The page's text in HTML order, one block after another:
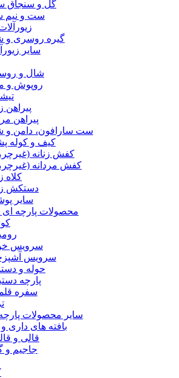
گل و سنجاق
ست و
گیره روسری و
سایر
شال و
روپوش و
پیراهن
پیراهن
ست سارافون، دامن و
کیف و کوله
کفش زنانه
کفش مردانه
کلاه
دستکش
سایر
محصولات پارچه
سرویس
سرویس
حوله و
پارچه
سفره
سایر محصولات
بافته های داری و
قالی و
جاجیم و